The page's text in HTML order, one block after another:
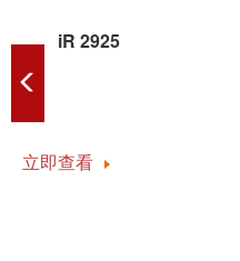
iR 2925
立即查看